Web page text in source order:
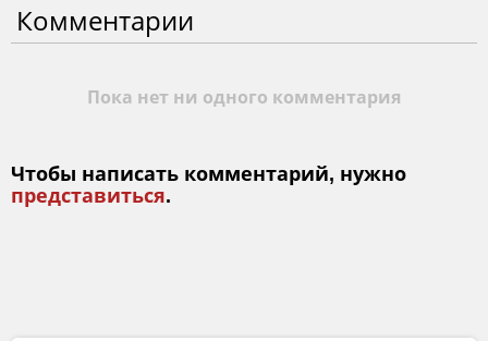
Комментарии
Пока нет ни одного комментария
Чтобы написать комментарий, нужно
представиться.